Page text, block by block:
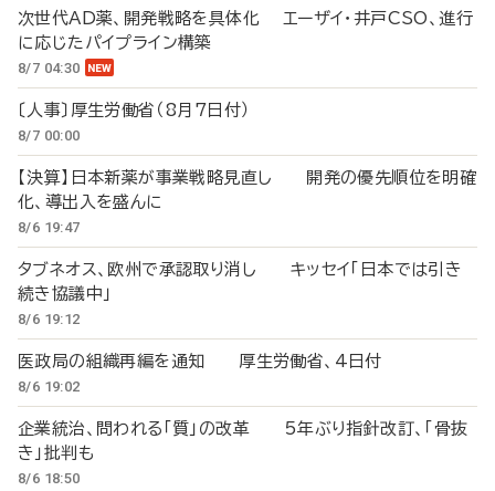
次世代AD薬、開発戦略を具体化 エーザイ・井戸CSO、進行
に応じたパイプライン構築
8/7 04:30
〔人事〕厚生労働省（8月7日付）
8/7 00:00
【決算】日本新薬が事業戦略見直し 開発の優先順位を明確
化、導出入を盛んに
8/6 19:47
タブネオス、欧州で承認取り消し キッセイ「日本では引き
続き協議中」
8/6 19:12
医政局の組織再編を通知 厚生労働省、4日付
8/6 19:02
企業統治、問われる「質」の改革 5年ぶり指針改訂、「骨抜
き」批判も
8/6 18:50